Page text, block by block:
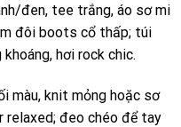
đen, tee trắng, áo sơ mi
đôi boots cổ thấp; túi
hơi rock chic.
màu, knit mỏng hoặc sơ
relaxed; đeo chéo để tay